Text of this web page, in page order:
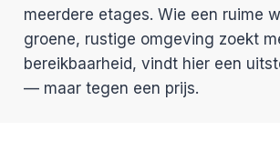
meerdere etages. Wie een ruime
groene, rustige omgeving zoekt
bereikbaarheid, vindt hier een
— maar tegen een prijs.